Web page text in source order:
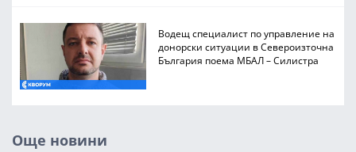
Водещ специалист по управление на
донорски ситуации в Североизточна
България поема МБАЛ – Силистра
Още новини